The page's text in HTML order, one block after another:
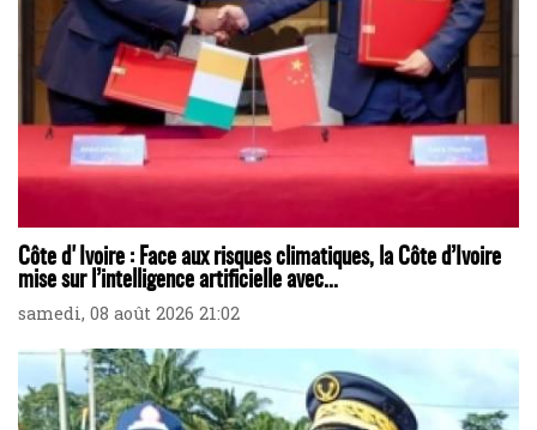
Côte d'Ivoire : Face aux risques climatiques, la Côte d’Ivoire
mise sur l’intelligence artificielle avec...
samedi, 08 août 2026 21:02